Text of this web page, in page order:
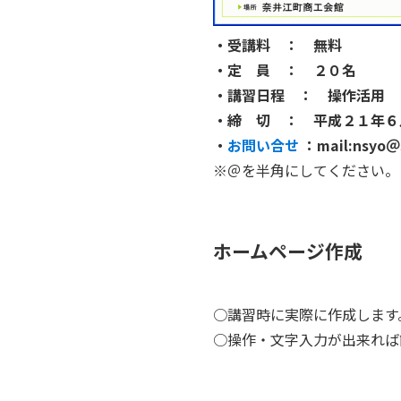
・受講料 ： 無料
・定 員 ： ２０名
・講習日程 ： 操作活用
・締 切 ： 平成２１年６
・ お問い合せ ：mail:nsyo
※＠を半角にしてください。
ホームページ作成
○講習時に実際に作成しま
○操作・文字入力が出来れ